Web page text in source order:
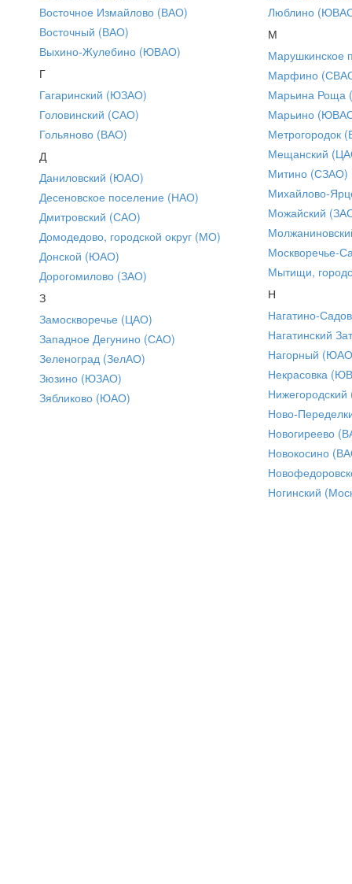
Восточное Измайлово (ВАО)
Восточный (ВАО)
Выхино-Жулебино (ЮВАО)
Г
Гагаринский (ЮЗАО)
Головинский (САО)
Гольяново (ВАО)
Д
Даниловский (ЮАО)
Десеновское поселение (НАО)
Дмитровский (САО)
Домодедово, городской округ (МО)
Донской (ЮАО)
Дорогомилово (ЗАО)
З
Замоскворечье (ЦАО)
Западное Дегунино (САО)
Зеленоград (ЗелАО)
Зюзино (ЮЗАО)
Зябликово (ЮАО)
Люблино
М
Марушкинское
Марфино
Марьина Роща
Марьино
Метрогородок
Мещанский
Митино (СЗАО)
Михайлово-
Можайский
Москворечье-
Мытищи,
Н
Нагатино-
Нагатинский
Нагорный
Некрасовка
Ново-
Новогиреево
Новокосино
Ногинский